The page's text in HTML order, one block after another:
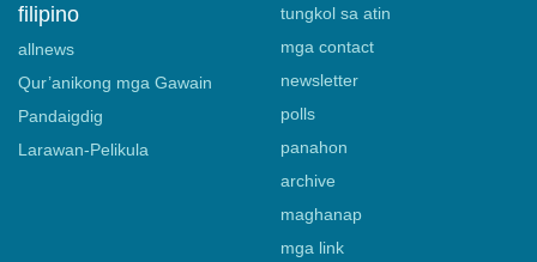
filipino
allnews
Qur’anikong mga Gawain
Pandaigdig
Larawan-Pelikula
tungkol sa atin
mga contact
newsletter
polls
panahon
archive
maghanap
mga link